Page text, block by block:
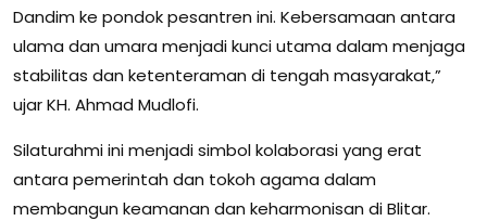
Dandim ke pondok pesantren ini. Kebersamaan antara
ulama dan umara menjadi kunci utama dalam menjaga
stabilitas dan ketenteraman di tengah masyarakat,”
ujar KH. Ahmad Mudlofi.
Silaturahmi ini menjadi simbol kolaborasi yang erat
antara pemerintah dan tokoh agama dalam
membangun keamanan dan keharmonisan di Blitar.